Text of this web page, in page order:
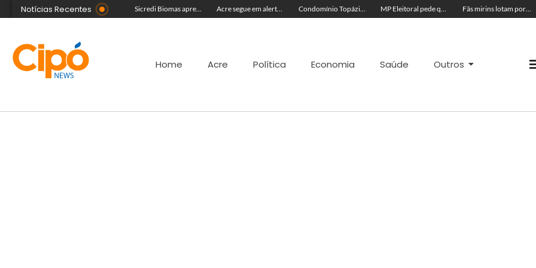
Notícias Recentes
Com equipe reforçada no Agosto Lilás, Delegacia da Mulher intensifica prisões e reduz acervo de inquéritos no Juruá Sicredi Biomas apresenta na Expoacre crédito do Plano Safra voltado às mulheres Acre segue em alerta para casos de síndrome respiratória aguda grave, aponta Fiocruz Condomínio Topázio é condenado a pagar R$ 4 mil a família de criança ferida em quadra esportiva MP Eleitoral pede que TRE-AC negue candidatura de Antônia Lúcia com base em condenações por peculato e improbidade Fãs mirins lotam porta de hotel à espera de Ana Castela para show na Expoacre
Home Acre Política Economia Saúde Outros